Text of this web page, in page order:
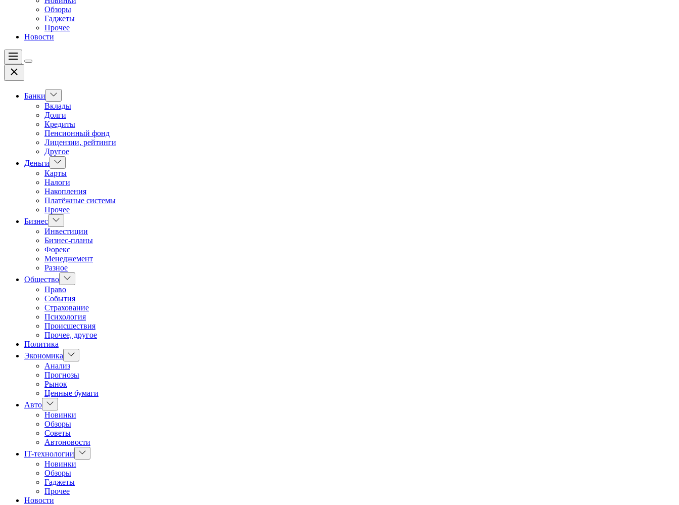
Обзоры
Гаджеты
Прочее
Новости
Меню
Цвет
Закрыть
Банки
Показать
подменю
Вклады
Долги
Кредиты
Пенсионный фонд
Лицензии, рейтинги
Другое
Деньги
Показать
подменю
Карты
Налоги
Накопления
Платёжные системы
Прочее
Бизнес Показать
подменю
Инвестиции
Бизнес-планы
Форекс
Менеджемент
Разное
Общество Показать
подменю
Право
События
Страхование
Психология
Происшествия
Прочее, другое
Политика
Экономика
Показать
подменю
Анализ
Прогнозы
Рынок
Ценные бумаги
Авто Показать
подменю
Новинки
Обзоры
Советы
Автоновости
IT-технологии
Показать
подменю
Новинки
Обзоры
Гаджеты
Прочее
Новости